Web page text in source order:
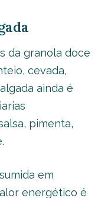
da granola doce
cevada,
ainda é
pimenta,
em
energético é